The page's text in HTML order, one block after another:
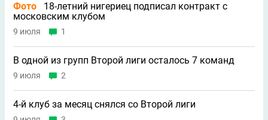
Фото
18-летний нигериец подписал контракт с
московским клубом
9 июля 1
В одной из групп Второй лиги осталось 7 команд
9 июля 2
4-й клуб за месяц снялся со Второй лиги